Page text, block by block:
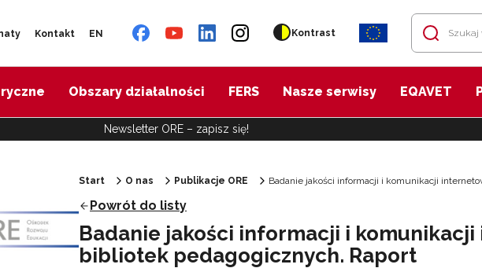
Kontakt EN Kontrast
Obszary działalności FERS Nasze serwisy EQAVET
Newsletter ORE – zapisz się!
Start O nas Publikacje ORE Badanie jakości informacji i komunikacji
Powrót do listy
Badanie jakości informacji i
bibliotek pedagogicznych. Raport